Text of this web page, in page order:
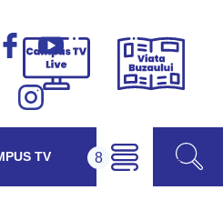
Campus
Viața
TV